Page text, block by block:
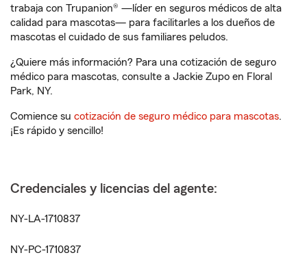
trabaja con Trupanion® —líder en seguros médicos de alta
calidad para mascotas— para facilitarles a los dueños de
mascotas el cuidado de sus familiares peludos.
¿Quiere más información? Para una cotización de seguro
médico para mascotas, consulte a Jackie Zupo en Floral
Park, NY.
Comience su cotización de seguro médico para mascotas.
¡Es rápido y sencillo!
Credenciales y licencias del agente:
NY-LA-1710837
NY-PC-1710837